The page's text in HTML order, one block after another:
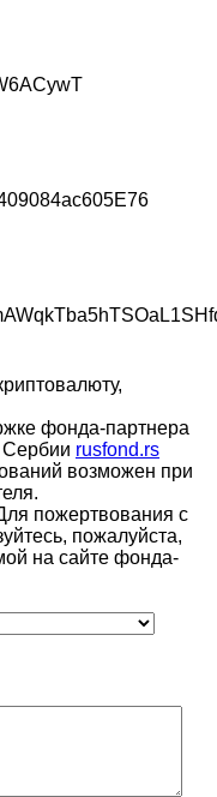
фонда-партнера
rusfond.rs
возможен при
пожертвования с
пожалуйста,
на сайте фонда-